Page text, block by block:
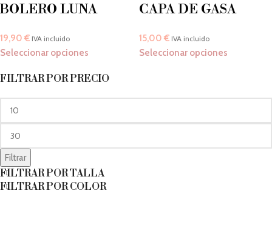
FILTRAR POR PRECIO
Filtrar
FILTRAR POR TALLA
FILTRAR POR COLOR
BOLERO LUNA
19,90 € IVA incluido
Seleccionar opciones
CAPA DE GASA
15,00 € IVA incluido
Seleccionar opciones